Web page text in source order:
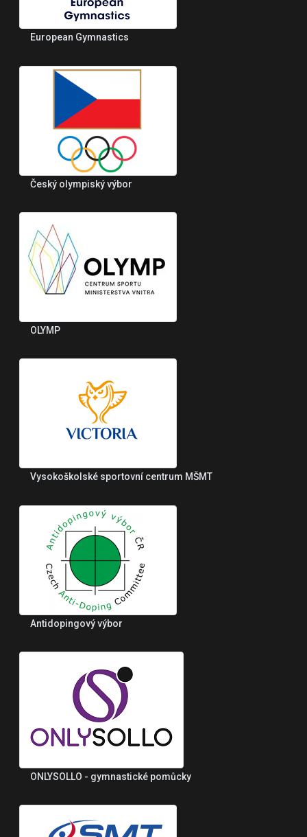
European Gymnastics
Český olympiský výbor
OLYMP
Vysokoškolské sportovní centrum MŠMT
Antidopingový výbor
ONLYSOLLO - gymnastické pomůcky